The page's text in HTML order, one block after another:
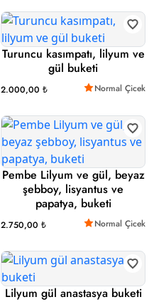
Turuncu kasımpatı, lilyum ve
gül buketi
2.000,00 ₺ Normal Çicek
Pembe Lilyum ve gül, beyaz
şebboy, lisyantus ve
papatya, buketi
2.750,00 ₺ Normal Çicek
Lilyum gül anastasya buketi